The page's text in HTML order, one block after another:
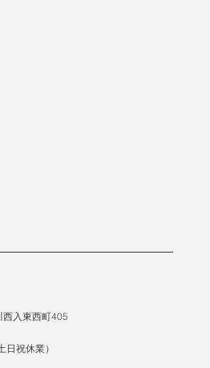
入東西町405
日祝休業）